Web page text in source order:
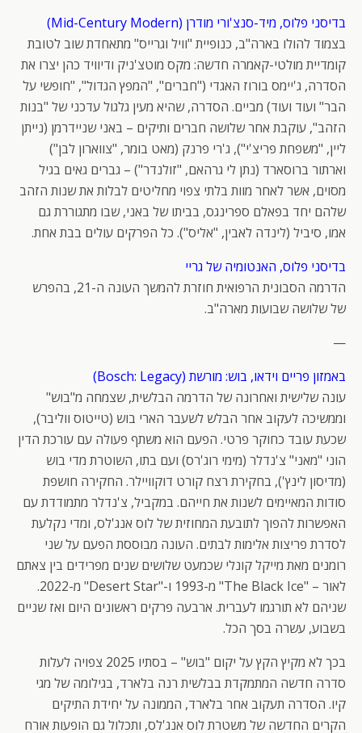
בדיסני פלוס, מיד-סנצ'ורי מודרן (Mid-Century Modern)
בצמוד להולו בארה"ב, כנופיית "וויל וגרייס" מתאחדת שוב לטובת
קומדיית מולטי-קאמרה חדשה: מקס מוטצ'ניק ודיוויד כהן יצרו את
הסדרה, ג'יימס בורוז האגדי ("חברים", "המפץ הגדול", "חופשי על
הבר" ועוד ועוד) מביים. הסדרה, שהיא מעין גלגול עדכני של "בנות
הזהב", עוקבת אחר שלושה חברים ותיקים – באני שניידרמן (נייתן
ליין, "משפחת פריצ'י"), ג'רי פרנק (מאט בומר, "צווארון לבן")
וארתור ברוסארד (נתן לי גרהאם, "זולנדר") – גברים גאים בגיל
מסוים, אשר לאחר מוות בלתי צפוי מחליטים לבלות את שנות הזהב
שלהם יחד בפאלם ספרינגס, בביתו של באני, שבו מתגוררת גם
אמו, סיביל (לינדה לאבין, "אליס"). כל הפרקים עולים בבת אחת.
בדיסני פלוס, האנטומיה של גריי
הדרמה הסבונית הרפואית חוזרת להמשך העונה ה-21, בהפרש
של שלושה שבועות מארה"ב.
—
באמזון פריים וידאו, בוש: מורשת (Bosch: Legacy)
עונה שלישית ואחרונה של הדרמה הבלשית, שצמחה מ"בוש"
וממשיכה לעקוב אחר הבלש לשעבר הארי בוש (טייטוס ווליבר),
שכעת עובד כחוקר פרטי. הפעם הוא משתף פעולה עם עורכת הדין
הוני "מאני" צ'נדלר (מימי רוג'רס) ועם בתו, השוטרת מדי בוש
(מדיסון לינץ'), בחקירת רצח קורט דוקוויילר. החקירה חושפת
סודות המאיימים לשנות את חייהם. במקביל, צ'נדלר מתמודדת עם
האפשרות להפוך לתובעת המחוזית של לוס אנג'לס, ומדי נקלעת
לסדרת פריצות אלימות לבתים. העונה מבוססת הפעם על שני
רומנים מאת מייקל קונלי שכמעט שלושים שנים מפרידים בין צאתם
לאור – "The Black Ice" מ-1993 ו-"Desert Star" מ-2022.
שניהם לא תורגמו לעברית. ארבעה פרקים ראשונים היום ואז שניים
בשבוע, עשרה בסך הכל.
בכך לא מקיץ הקץ על יקום "בוש" – בסתיו 2025 צפויה לעלות
סדרה חדשה המתמקדת בבלשית רנה בלארד, בגילומה של מגי
קיו. הסדרה תעקוב אחר בלארד, הממונה על יחידת התיקים
הקרים החדשה של משטרת לוס אנג'לס, ותכלול גם הופעות אורח